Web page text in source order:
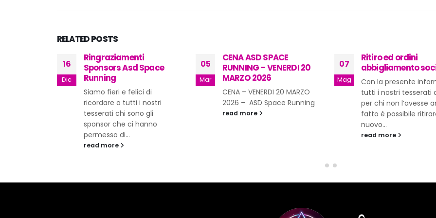
RELATEDPOSTS
05
Mar
CENA ASD SPACE
RUNNING – VENERDI 20
MARZO 2026
CENA – VENERDI 20 MARZO
2026 – ASD Space Running
read more
07
Mag
Ritiro ed ordini
abbigliamento sociale
Con la presente informiamo
tutti i nostri tesserati che
per chi non l’avesse ancora
fatto è possibile ritirare il
13
Ott
Space Atletica –
– Abbigliamento
stagione 2023/
L’Asd Space Running
presente vuole
tutti i ragazzi e
iscritti ai corsi di SPACE
ATLETICA nella...